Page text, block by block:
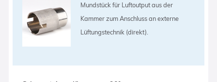
Mundstück für Luftoutput aus der
Kammer zum Anschluss an externe
Lüftungstechnik (direkt).